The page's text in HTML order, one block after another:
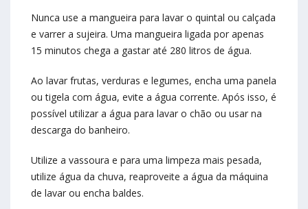
Nunca use a mangueira para lavar o quintal ou calçada
e varrer a sujeira. Uma mangueira ligada por apenas
15 minutos chega a gastar até 280 litros de água.
Ao lavar frutas, verduras e legumes, encha uma panela
ou tigela com água, evite a água corrente. Após isso, é
possível utilizar a água para lavar o chão ou usar na
descarga do banheiro.
Utilize a vassoura e para uma limpeza mais pesada,
utilize água da chuva, reaproveite a água da máquina
de lavar ou encha baldes.